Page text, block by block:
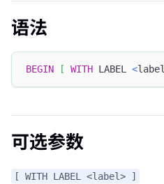
语法
BEGIN [ WITH LABEL <label
可选参数
[ WITH LABEL <label> ]